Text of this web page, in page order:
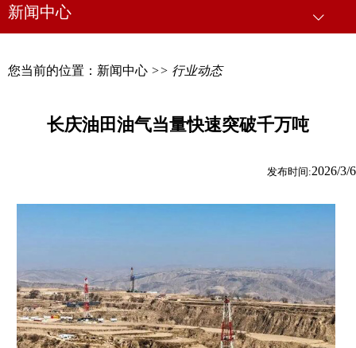
新闻中心
您当前的位置： 新闻中心 >> 行业动态
长庆油田油气当量快速突破千万吨
发布时间:2026/3/6